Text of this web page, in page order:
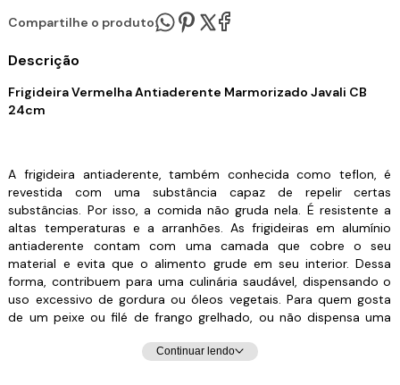
Compartilhe o produto:
Descrição
Frigideira Vermelha Antiaderente Marmorizado Javali CB
24cm
A frigideira antiaderente, também conhecida como teflon, é
revestida com uma substância capaz de repelir certas
substâncias. Por isso, a comida não gruda nela. É resistente a
altas temperaturas e a arranhões. As frigideiras em alumínio
antiaderente contam com uma camada que cobre o seu
material e evita que o alimento grude em seu interior. Dessa
forma, contribuem para uma culinária saudável, dispensando o
uso excessivo de gordura ou óleos vegetais. Para quem gosta
de um peixe ou filé de frango grelhado, ou não dispensa uma
Continuar lendo